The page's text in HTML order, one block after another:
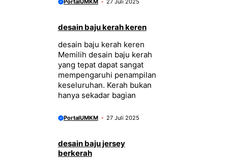
PortalUMKM 27 Juli 2025
desain baju kerah keren
desain baju kerah keren
Memilih desain baju kerah
yang tepat dapat sangat
mempengaruhi penampilan
keseluruhan. Kerah bukan
hanya sekadar bagian
PortalUMKM 27 Juli 2025
desain baju jersey
berkerah